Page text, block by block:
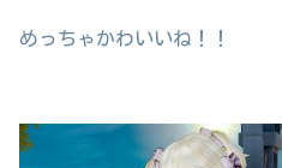
めっちゃかわいいね！！